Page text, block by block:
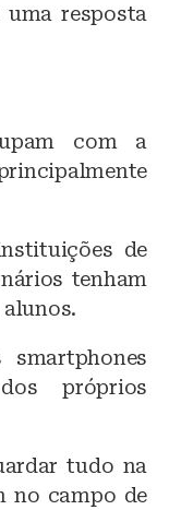
resposta
com a
de
tenham
próprios
tudo na
no campo de